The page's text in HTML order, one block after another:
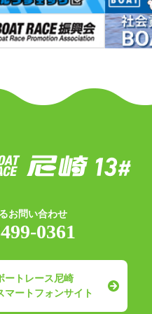
お問い合わせ
0361
ートレース尼崎
マートフォンサイト